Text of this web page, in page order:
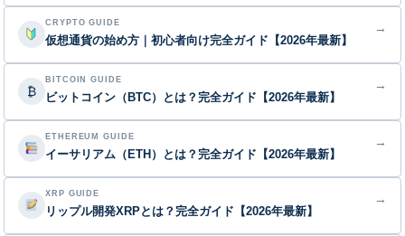
CRYPTO GUIDE
仮想通貨の始め方｜初心者向け完全ガイド【2026年最新】
→
₿
BITCOIN GUIDE
ビットコイン（BTC）とは？完全ガイド【2026年最新】
→
ETHEREUM GUIDE
イーサリアム（ETH）とは？完全ガイド【2026年最新】
→
XRP GUIDE
リップル開発XRPとは？完全ガイド【2026年最新】
→